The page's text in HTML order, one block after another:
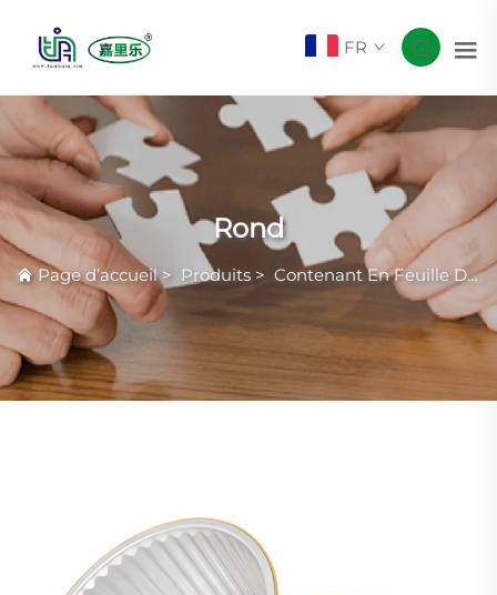
FR
Rond
Page d’accueil> Produits > Contenant En Feuille D'aluminium Smoothwall